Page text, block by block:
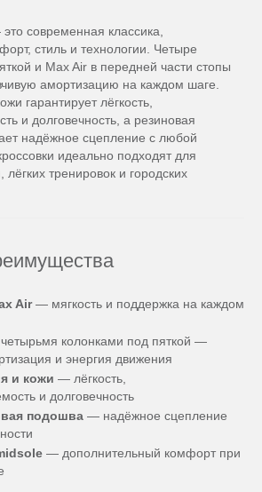
современная классика,
стиль и технологии. Четыре
и Max Air в передней части стопы
амортизацию на каждом шаге.
гарантирует лёгкость,
и долговечность, а резиновая
надёжное сцепление с любой
идеально подходят для
лёгких тренировок и городских
Air— мягкость и поддержка на каждом
колонками под пяткой —
и энергия движения
и кожи — лёгкость,
и долговечность
подошва — надёжное сцепление
— дополнительный комфорт при